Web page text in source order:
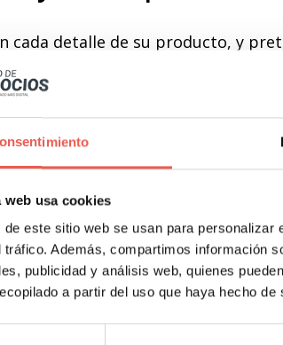
web usa cookies
de este sitio web se usan para
tráfico. Además, compartimos información
publicidad y análisis web, quienes
a partir del uso que haya hecho de
cada detalle de su producto, y
con lo que recibe. Entre
la impresión de cada llavero de
Además de ello, la
llaveros, a la vez que se
pines y más.
y hazlo realidad
especializados, existen
a hacer llaveros desde tu hogar u